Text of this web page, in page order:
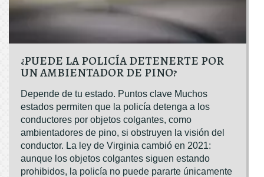
¿PUEDE LA POLICÍA DETENERTE POR
UN AMBIENTADOR DE PINO?
Depende de tu estado. Puntos clave Muchos
estados permiten que la policía detenga a los
conductores por objetos colgantes, como
ambientadores de pino, si obstruyen la visión del
conductor. La ley de Virginia cambió en 2021:
aunque los objetos colgantes siguen estando
prohibidos, la policía no puede pararte únicamente